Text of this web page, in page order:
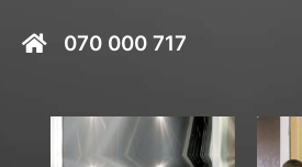
prie
070 000 717